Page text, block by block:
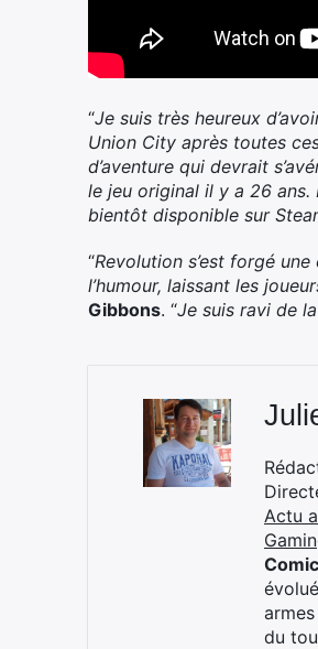
“Je suis très heureux
Union City après toutes
d’aventure qui devrait
le jeu original il y a 26 ans.
bientôt disponible sur
“Revolution s’est forgé
l’humour, laissant les
Gibbons. “Je suis ravi de
Actu
du